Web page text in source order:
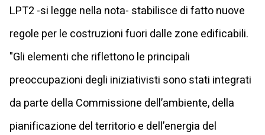
LPT2 -si legge nella nota- stabilisce di fatto nuove
regole per le costruzioni fuori dalle zone edificabili.
"Gli elementi che riflettono le principali
preoccupazioni degli iniziativisti sono stati integrati
da parte della Commissione dell’ambiente, della
pianificazione del territorio e dell’energia del